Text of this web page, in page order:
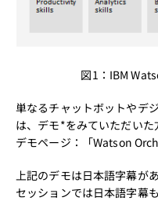
図1：IBM
単なるチャットボットやデ
は、デモ*をみていただいた
デモページ：「Watson
上記のデモは日本語字幕が
セッションでは日本語字幕